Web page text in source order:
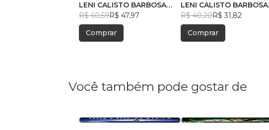
RESISTÊNCIAS
LENI CALISTO BARBOSA
MAURICIO
R$ 60,59R$ 47,97
Comprar
TORNA ARMA
LENI CALISTO BARBOSA
MAURICIO
R$ 40,20R$ 31,82
Comprar
Você também pode gostar de